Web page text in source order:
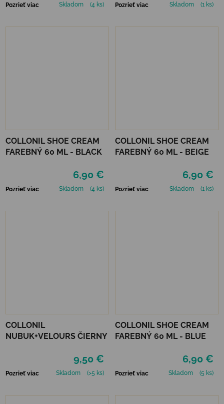
Pozrieť viac Skladom (4 ks) Pozrieť viac Skladom (1 ks)
COLLONIL SHOE CREAM
FAREBNÝ 60 ML - BLACK
6,90 €
Pozrieť viac Skladom (4 ks)
COLLONIL SHOE CREAM
FAREBNÝ 60 ML - BEIGE
6,90 €
Pozrieť viac Skladom (1 ks)
COLLONIL
NUBUK+VELOURS ČIERNY
9,50 €
Pozrieť viac Skladom (>5 ks)
COLLONIL SHOE CREAM
FAREBNÝ 60 ML - BLUE
6,90 €
Pozrieť viac Skladom (5 ks)